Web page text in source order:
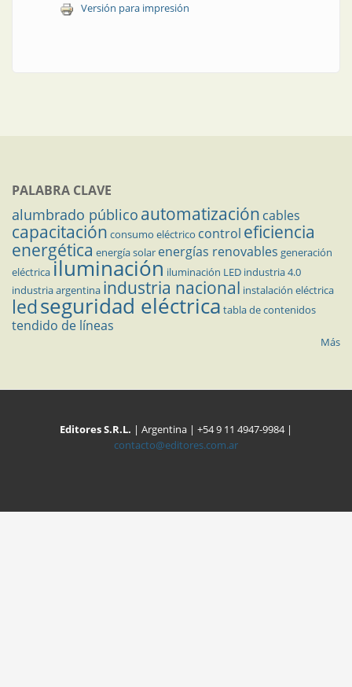
Versión para impresión
PALABRA CLAVE
alumbrado público automatización cables
capacitación consumo eléctrico control eficiencia
energética energía solar energías renovables generación
eléctricailuminación iluminación LED industria 4.0
industria argentina industria nacional instalación eléctrica
ledseguridad eléctrica tabla de contenidos
tendido de líneas
Más
Editores S.R.L. | Argentina | +54 9 11 4947-9984 |
contacto@editores.com.ar